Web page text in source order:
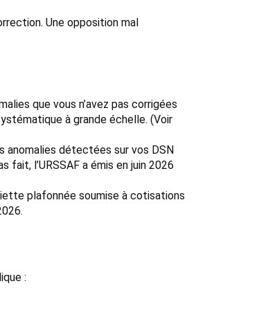
Une opposition mal
que vous n’avez pas corrigées
à grande échelle. (Voir
anomalies détectées sur vos DSN
fait, l’URSSAF a émis en juin 2026
plafonnée soumise à cotisations
: